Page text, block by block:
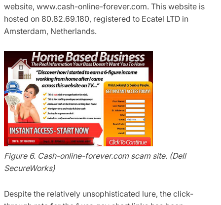
website, www.cash-online-forever.com. This website is
hosted on 80.82.69.180, registered to Ecatel LTD in
Amsterdam, Netherlands.
Figure 6. Cash-online-forever.com scam site. (Dell
SecureWorks)
Despite the relatively unsophisticated lure, the click-